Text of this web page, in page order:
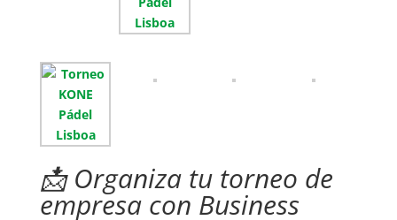
📩 Organiza tu torneo de
empresa con Business